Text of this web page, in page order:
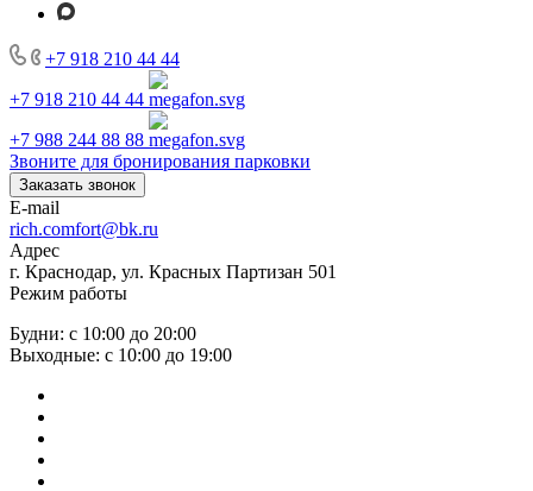
+7 918 210 44 44
+7 918 210 44 44
+7 988 244 88 88
Звоните для бронирования парковки
Заказать звонок
E-mail
rich.comfort@bk.ru
Адрес
г. Краснодар, ул. Красных Партизан 501
Режим работы
Будни: с 10:00 до 20:00
Выходные: с 10:00 до 19:00